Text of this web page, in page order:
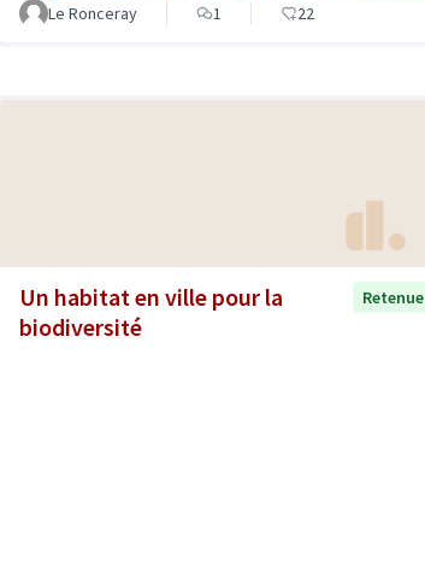
Le Ronceray
1 22
Un habitat en ville pour la
biodiversité
Retenue